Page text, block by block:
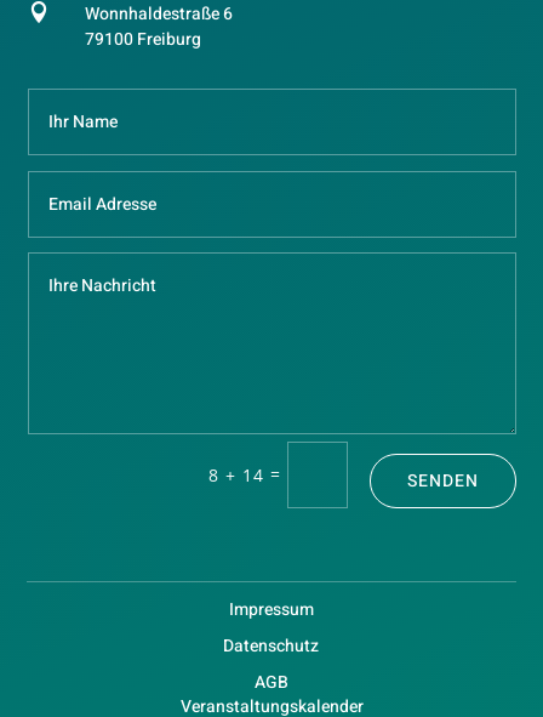

Wonnhaldestraße 6
79100 Freiburg
8 + 14 = SENDEN
Impressum
Datenschutz
AGB
Veranstaltungskalender